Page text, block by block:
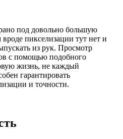
под довольно большую
пикселизации тут нет и
из рук. Просмотр
с помощью подобного
жизнь, не каждый
гарантировать
и точности.